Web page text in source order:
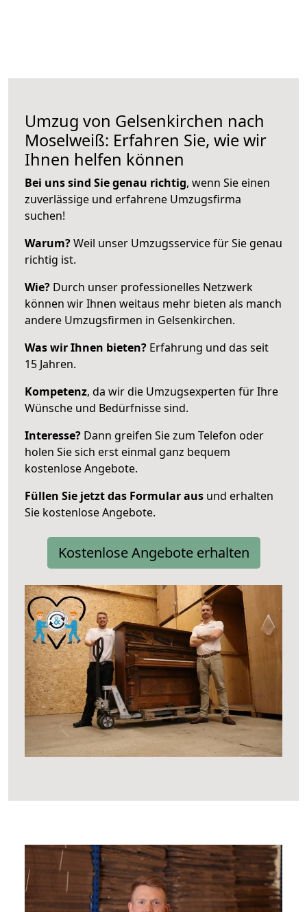
Umzug von Gelsenkirchen nach
Moselweiß: Erfahren Sie, wie wir
Ihnen helfen können
Bei uns sind Sie genau richtig, wenn Sie einen
zuverlässige und erfahrene Umzugsfirma
suchen!
Warum?Weil unser Umzugsservice für Sie genau
richtig ist.
Wie? Durch unser professionelles Netzwerk
können wir Ihnen weitaus mehr bieten als manch
andere Umzugsfirmen in Gelsenkirchen.
Was wir Ihnen bieten? Erfahrung und das seit
15 Jahren.
Kompetenz, da wir die Umzugsexperten für Ihre
Wünsche und Bedürfnisse sind.
Interesse? Dann greifen Sie zum Telefon oder
holen Sie sich erst einmal ganz bequem
kostenlose Angebote.
Füllen Sie jetzt das Formular aus und erhalten
Sie kostenlose Angebote.
Kostenlose Angebote erhalten